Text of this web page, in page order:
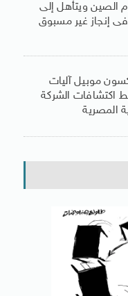
الصين ويتأهل إلى
إنجاز غير مسبوق
موبيل آليات
اكتشافات الشركة
المصرية